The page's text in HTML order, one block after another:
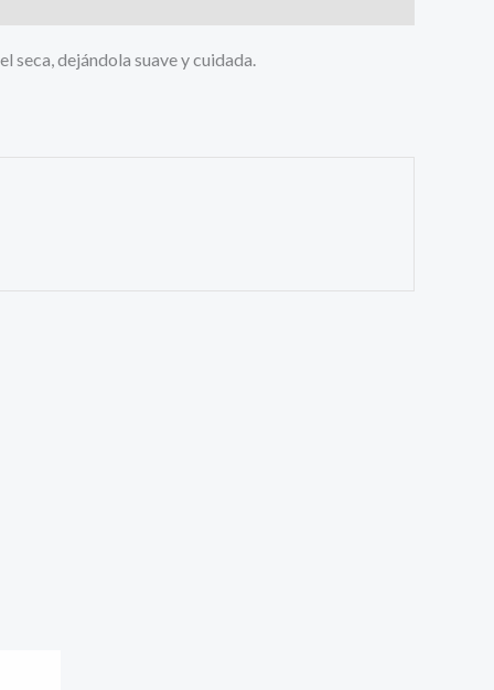
seca, dejándola suave y cuidada.